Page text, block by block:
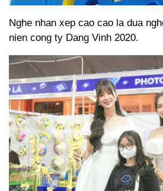
Nghe nhan xep cao cao la dua
nien cong ty Dang Vinh 2020.